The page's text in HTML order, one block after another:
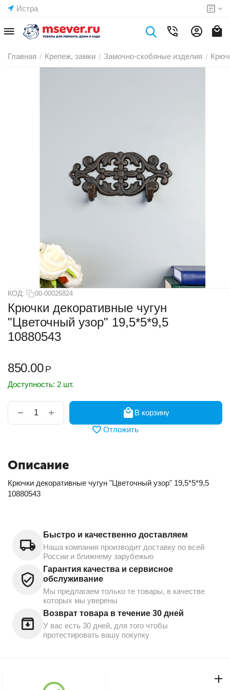
Истра
Главная / Крепеж, замки / Замочно-скобяные изделия /
КОД: 00-00026824
Крючки декоративные чугун
"Цветочный узор" 19,5*5*9,5
10880543
850.00 Р
Доступность: 2 шт.
+
−
В корзину
Отложить
Описание
Крючки декоративные чугун "Цветочный узор" 19,5*5*9,5
10880543
Быстро и качественно доставляем
Наша компания производит доставку по всей
России и ближнему зарубежью
Гарантия качества и сервисное
обслуживание
Мы предлагаем только те товары, в качестве
которых мы уверены
Возврат товара в течение 30 дней
У вас есть 30 дней, для того чтобы
протестировать вашу покупку